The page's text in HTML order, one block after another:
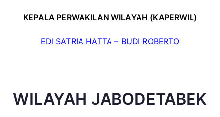
KEPALA PERWAKILAN WILAYAH (KAPERWIL)
EDI SATRIA HATTA – BUDI ROBERTO
WILAYAH JABODETABEK